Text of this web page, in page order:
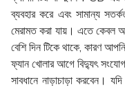
ব্যবহার করে এবং সামান্য
মেরামত করা যায়। এতে কেবল
বেশি দিন টিকে থাকে, কারণ
ফ্যান খোলার আগে বিদ্যুৎ
সাবধানে নাড়াচাড়া করবেন।